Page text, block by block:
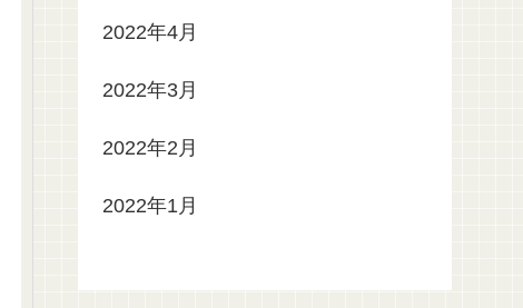
2022年4月
2022年3月
2022年2月
2022年1月